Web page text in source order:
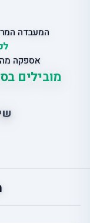
המעבדה
אספקה
מובילים
ש